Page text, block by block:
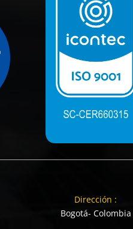
Dirección :
Bogotá- Colombia